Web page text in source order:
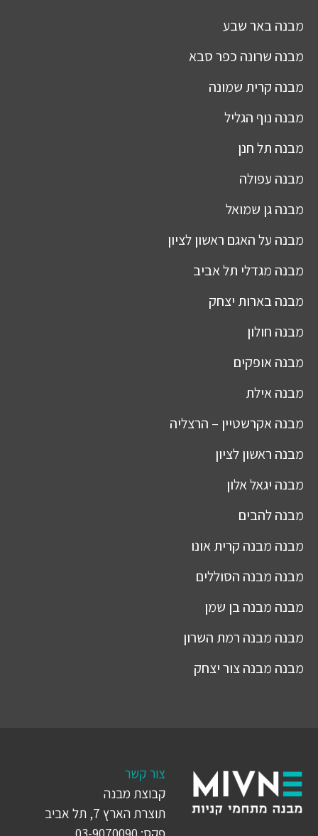
מבנהבאר שבע
מבנה שרונה כפר סבא
מבנה קרית שמונה
מבנה נוף הגליל
מבנה תל חנן
מבנה עפולה
מבנהגן שמואל
מבנה על האגם ראשון לציון
מבנה מגדלי תל אביב
מבנהבארות יצחק
מבנה חולון
מבנהאופקים
מבנהאילת
מבנהאקרשטיין – הרצליה
מבנה ראשון לציון
מבנה יגאל אלון
מבנהלהבים
מבנה מבנה קרית אונו
מבנה מבנה הסוללים
מבנה מבנה בן שמן
מבנה מבנה רמת השרון
מבנה מבנה צור יצחק
צור קשר
קבוצת מבנה
תוצרת הארץ 7, תל אביב